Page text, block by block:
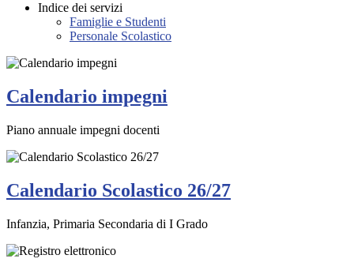
Indice dei servizi
Famiglie e Studenti
Personale Scolastico
Calendario impegni
Piano annuale impegni docenti
Calendario Scolastico 26/27
Infanzia, Primaria Secondaria di I Grado